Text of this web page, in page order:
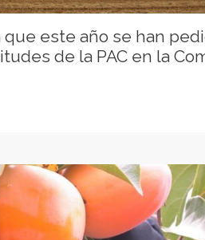
que este año se han
de la PAC en la